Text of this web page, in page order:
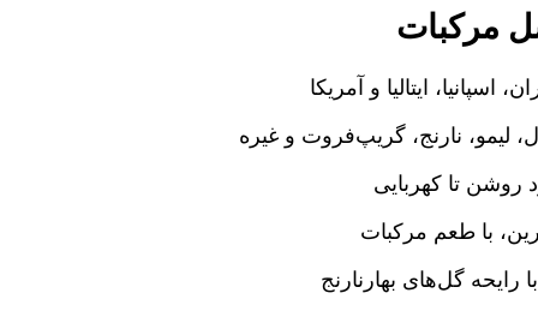
مرکبات
اسپانیا، ایتالیا و آمریکا
لیمو، نارنج، گریپ‌فروت و غیره
روشن تا کهربایی
با طعم مرکبات
گل‌های بهارنارنج